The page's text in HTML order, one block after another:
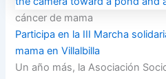
cáncer de mama
Participa en la III Marcha
mama en Villalbilla
Un año más, la Asociación